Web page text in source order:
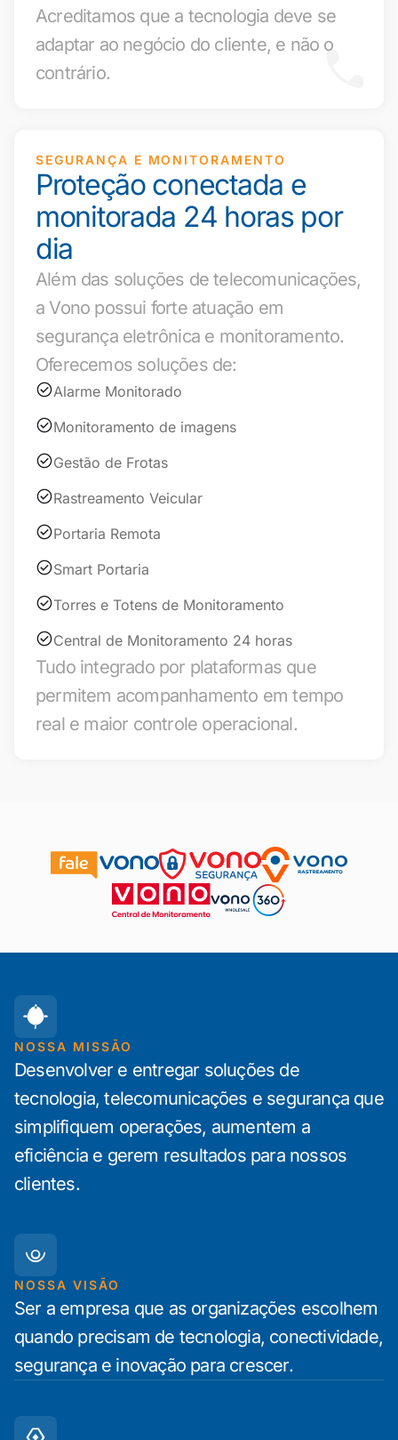
Acreditamos que a tecnologia deve se
adaptar ao negócio do cliente, e não o
contrário.
SEGURANÇA E MONITORAMENTO
Proteção conectada e
monitorada 24 horas por
dia
Além das soluções de telecomunicações,
a Vono possui forte atuação em
segurança eletrônica e monitoramento.
Oferecemos soluções de:
Alarme Monitorado
Monitoramento de imagens
Gestão de Frotas
Rastreamento Veicular
Portaria Remota
Smart Portaria
Torres e Totens de Monitoramento
Central de Monitoramento 24 horas
Tudo integrado por plataformas que
permitem acompanhamento em tempo
real e maior controle operacional.
Missão, visão e valores
NOSSA MISSÃO
Desenvolver e entregar soluções de
tecnologia, telecomunicações e segurança que
simplifiquem operações, aumentem a
eficiência e gerem resultados para nossos
clientes.
NOSSA VISÃO
Ser a empresa que as organizações escolhem
quando precisam de tecnologia, conectividade,
segurança e inovação para crescer.